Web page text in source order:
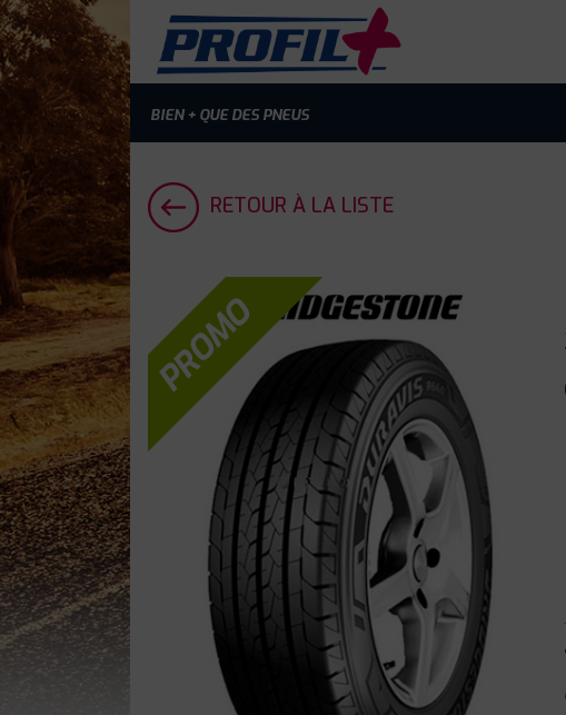
BIEN + QUE DES PNEUS
RETOUR À LA LISTE
PROMO